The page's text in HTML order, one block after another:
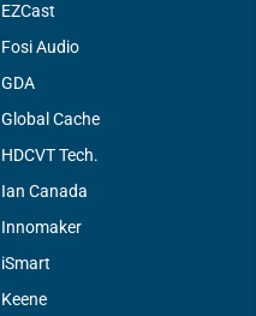
EZCast
Fosi Audio
GDA
Global Cache
HDCVT Tech.
Ian Canada
Innomaker
iSmart
Keene